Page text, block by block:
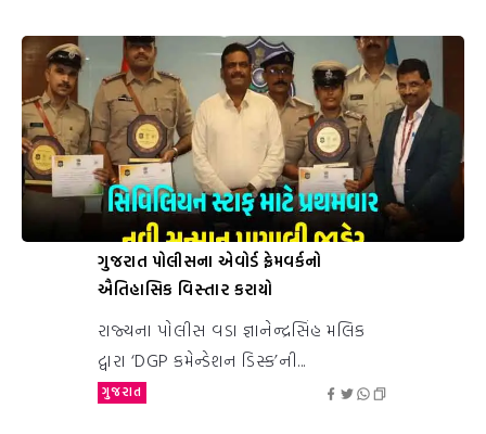
ગુજરાત પોલીસના એવોર્ડ ફ્રેમવર્કનો
ઐતિહાસિક વિસ્તાર કરાયો
રાજ્યના પોલીસ વડા જ્ઞાનેન્દ્રસિંહ મલિક
દ્વારા ‘DGP કમેન્ડેશન ડિસ્ક’ની...
ગુજરાત